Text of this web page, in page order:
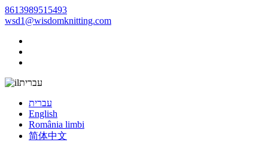
8613989515493
wsd1@wisdomknitting.com
עברית
עברית
English
România limbi
简体中文